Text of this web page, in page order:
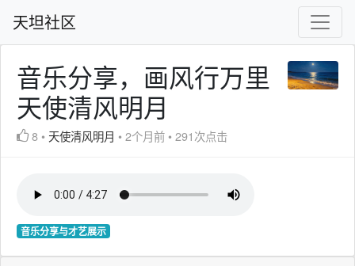
天坦社区
音乐分享，画风行万里
天使清风明月
8 • 天使清风明月 •2个月前 •291次点击
音乐分享与才艺展示